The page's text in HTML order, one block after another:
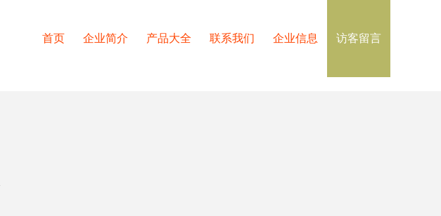
首页 企业简介 产品大全 联系我们 企业信息 访客留言